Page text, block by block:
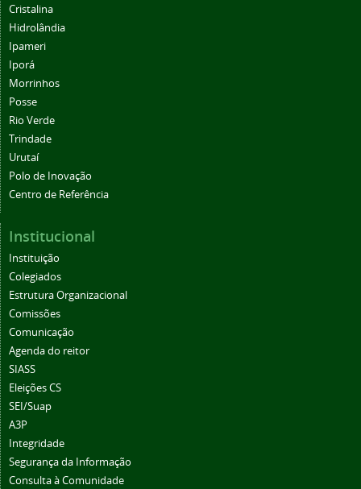
Cristalina
Hidrolândia
Ipameri
Iporá
Morrinhos
Posse
Rio Verde
Trindade
Urutaí
Polo de Inovação
Centro de Referência
Institucional
Instituição
Colegiados
Estrutura Organizacional
Comissões
Comunicação
Agenda do reitor
SIASS
Eleições CS
SEI/Suap
A3P
Integridade
Segurança da Informação
Consulta à Comunidade